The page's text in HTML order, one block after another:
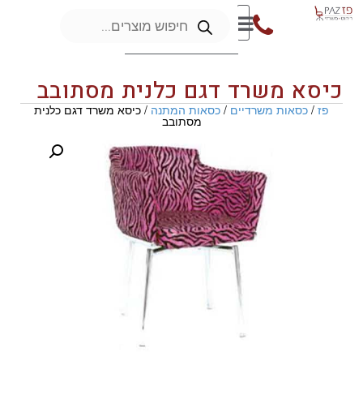
כיסא משרד דגם כלנית מסתובב
פז/כסאות משרדיים/כסאות המתנה/ כיסא משרד דגם כלנית
מסתובב